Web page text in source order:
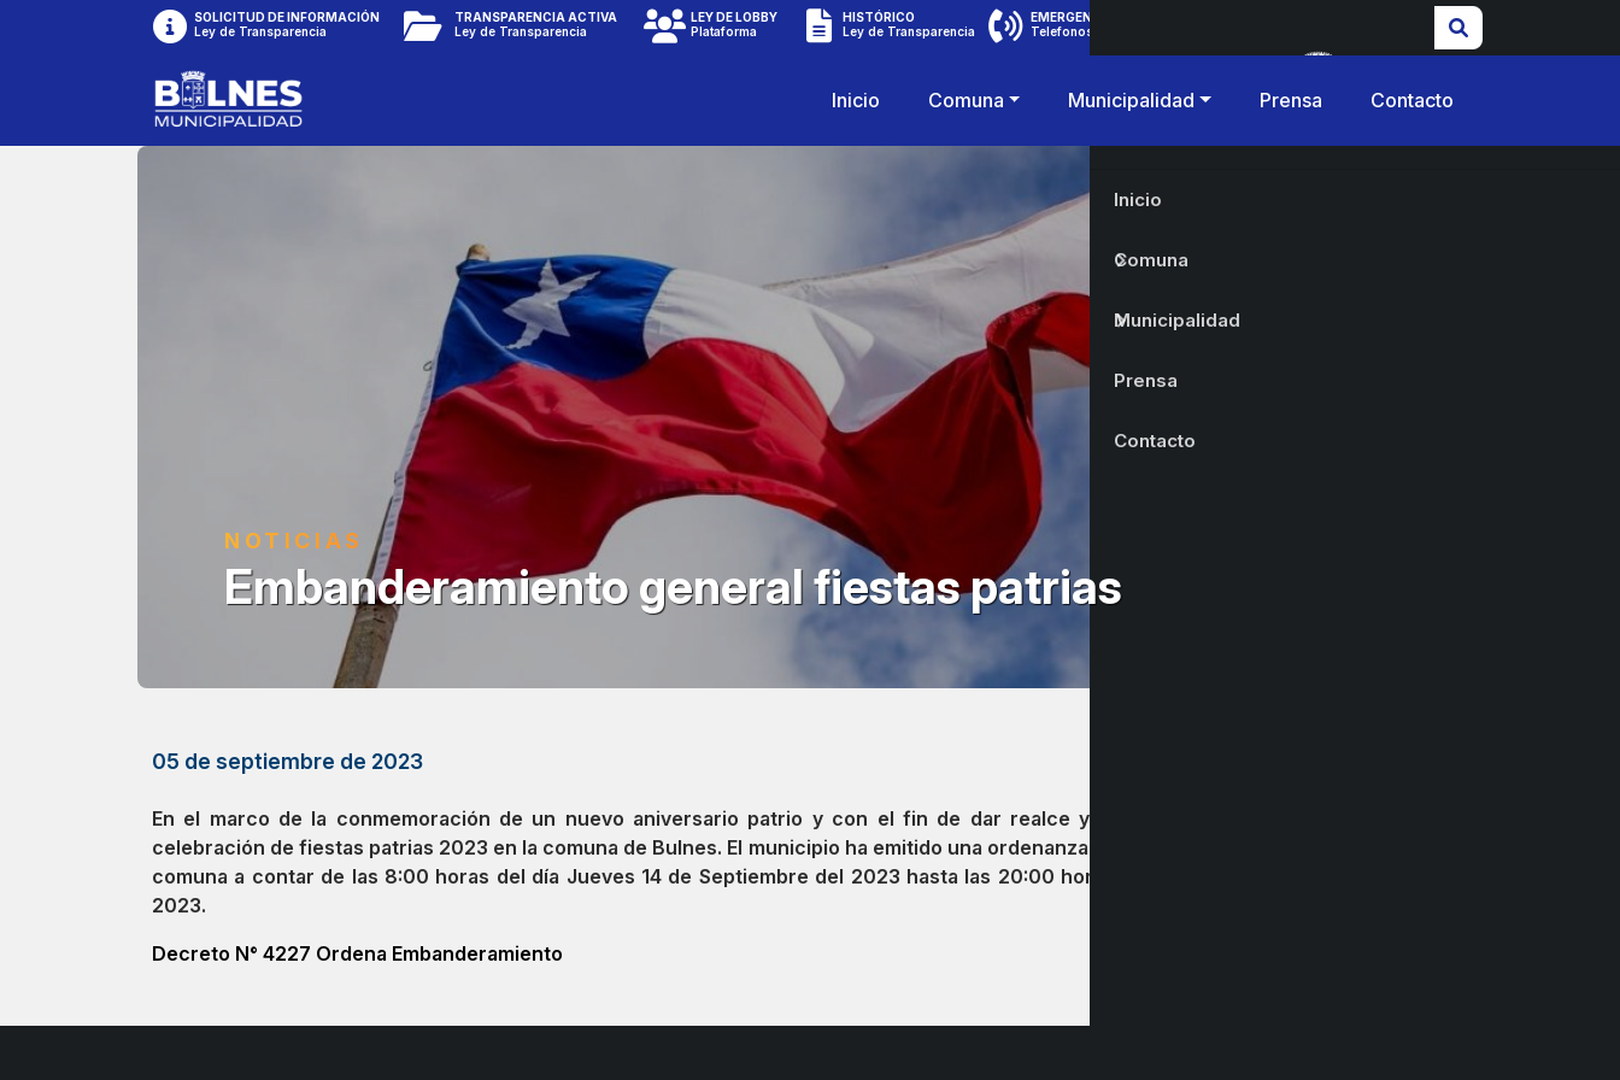
SOLICITUD DE INFORMACIÓN
Ley de Transparencia
TRANSPARENCIA ACTIVA
Ley de Transparencia
LEY DE LOBBY
Plataforma
HISTÓRICO
Ley de Transparencia
EMERGENCIAS
Telefonos
Inicio Comuna Municipalidad Prensa Contacto
NOTICIAS
Embanderamiento general fiestas patrias
05 de septiembre de 2023
En el marco de la conmemoración de un nuevo aniversario patrio y con el fin de dar realce y solemnidad a este acontecimiento de
celebración de fiestas patrias 2023 en la comuna de Bulnes. El municipio ha emitido una ordenanza de embanderamiento general en toda la
comuna a contar de las 8:00 horas del día Jueves 14 de Septiembre del 2023 hasta las 20:00 horas del día martes 19 de Septiembre del
2023.
Decreto N° 4227 Ordena Embanderamiento
Inicio
Comuna
Municipalidad
Prensa
Contacto